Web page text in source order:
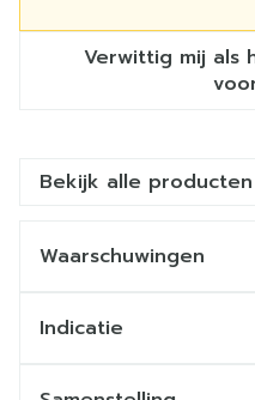
Verwittig mij als
Bekijk alle
Waarschuwingen
Indicatie